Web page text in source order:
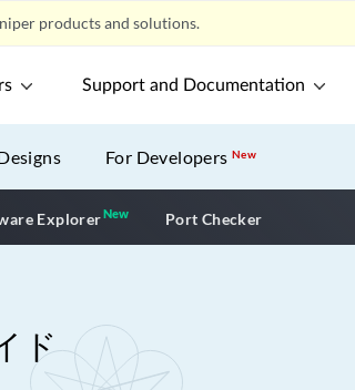
products and solutions.
Support and Documentation
For DevelopersNew
ExplorerNewNew application
Port Checker
ド